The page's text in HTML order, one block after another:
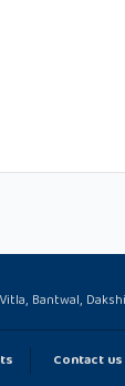
Bantwal,
Contact us